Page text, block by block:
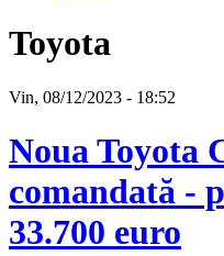
Toyota
Vin, 08/12/2023 - 18:52
Noua Toyota
comandată -
33.700 euro